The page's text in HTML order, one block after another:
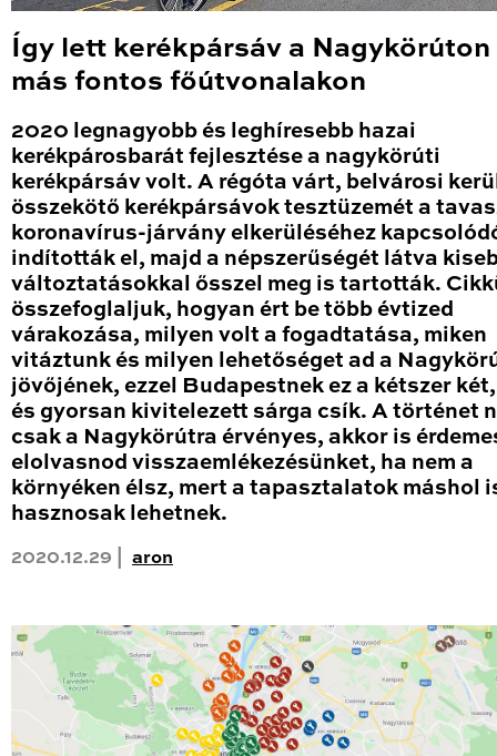
Így lett kerékpársáv a Nagykörúton
más fontos főútvonalakon
2020 legnagyobb és leghíresebb hazai
kerékpárosbarát fejlesztése a nagykörúti
kerékpársáv volt. A régóta várt, belvárosi
összekötő kerékpársávok tesztüzemét a
koronavírus-járvány elkerüléséhez
indították el, majd a népszerűségét látva
változtatásokkal ősszel meg is tartották.
összefoglaljuk, hogyan ért be több évtized
várakozása, milyen volt a fogadtatása, miken
vitáztunk és milyen lehetőséget ad a
jövőjének, ezzel Budapestnek ez a kétszer
és gyorsan kivitelezett sárga csík. A történet
csak a Nagykörútra érvényes, akkor is
elolvasnod visszaemlékezésünket, ha nem a
környéken élsz, mert a tapasztalatok máshol
hasznosak lehetnek.
2020.12.29 | aron